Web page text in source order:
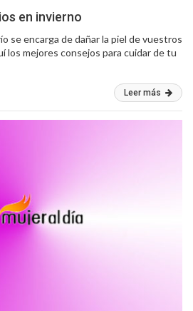
en invierno
se encarga de dañar la piel de vuestros
los mejores consejos para cuidar de tu
Leer más